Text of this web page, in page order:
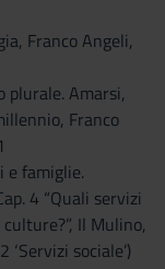
Franco Angeli,
plurale. Amarsi,
Franco
e famiglie.
4 “Quali servizi
Il Mulino,
sociale’)